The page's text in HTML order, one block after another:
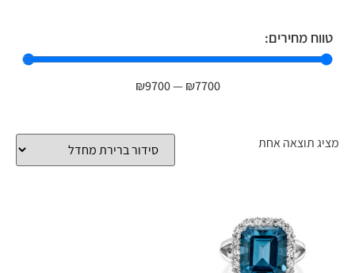
טווח מחירים:
₪7700
—
₪9700
מציג תוצאה אחת